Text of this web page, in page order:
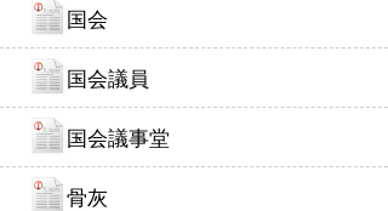
国会
国会議員
国会議事堂
骨灰